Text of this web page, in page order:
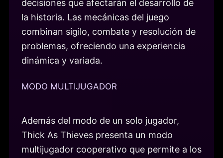
decisiones que afectarán el desarrollo de
la historia. Las mecánicas del juego
combinan sigilo, combate y resolución de
problemas, ofreciendo una experiencia
dinámica y variada.
MODO MULTIJUGADOR
Además del modo de un solo jugador,
Thick As Thieves presenta un modo
multijugador cooperativo que permite a los